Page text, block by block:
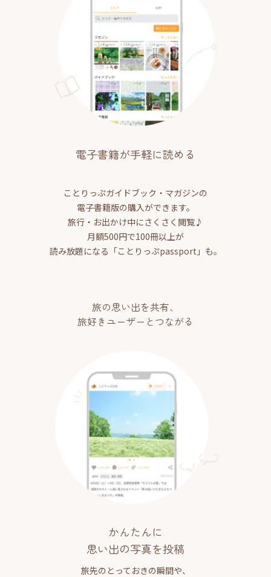
電子書籍が手軽に読める
ことりっぷガイドブック・マガジンの
電子書籍版の購入ができます。
旅行・お出かけ中にさくさく閲覧♪
月額500円で100冊以上が
読み放題になる「ことりっぷpassport」も。
旅の思い出を共有、
旅好きユーザーとつながる
かんたんに
思い出の写真を投稿
旅先のとっておきの瞬間や、